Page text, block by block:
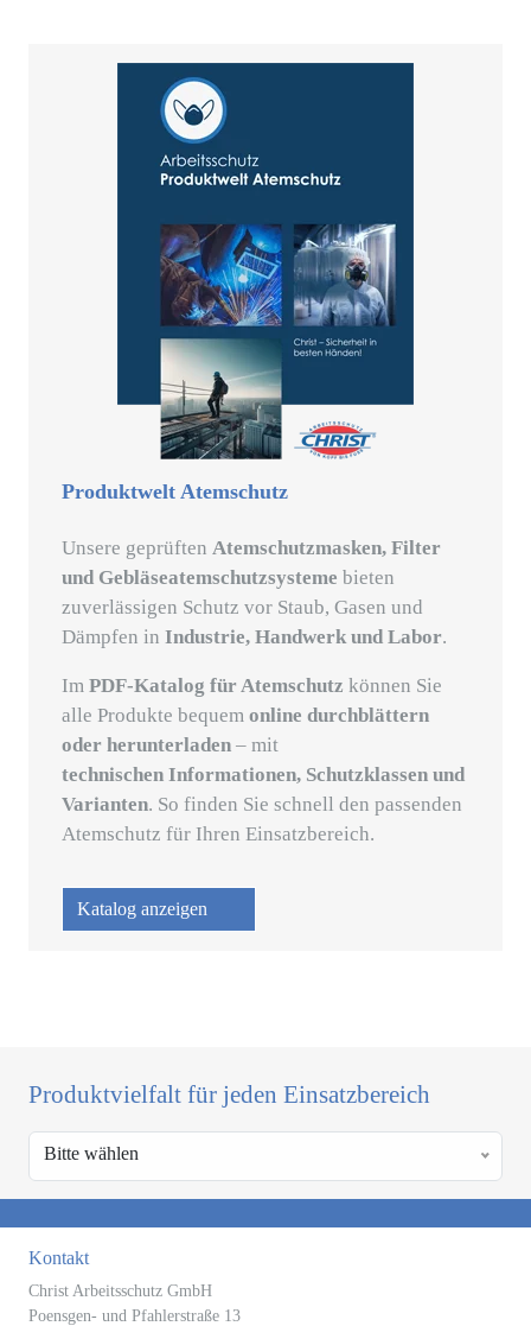
Produktwelt Atemschutz
Unsere geprüften Atemschutzmasken, Filter
und Gebläseatemschutzsysteme bieten
zuverlässigen Schutz vor Staub, Gasen und
Dämpfen in Industrie, Handwerk und Labor.
Im PDF-Katalog für Atemschutz können Sie
alle Produkte bequem online durchblättern
oder herunterladen – mit
technischen Informationen, Schutzklassen und
Varianten. So finden Sie schnell den passenden
Atemschutz für Ihren Einsatzbereich.
Katalog anzeigen
Produktvielfalt für jeden Einsatzbereich
Bitte wählen
Kontakt
Christ Arbeitsschutz GmbH
Poensgen- und Pfahlerstraße 13